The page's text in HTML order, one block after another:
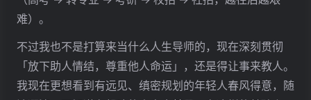
3.「堡垒」的延伸：从「战略指挥部」到「审美象牙塔」
4. 拉康视角下的补充：对「大他者」的挑战
总结：一个更加完整和复杂的画像
难）。
不过我也不是打算来当什么人生导师的，现在深刻贯彻
「放下助人情结，尊重他人命运」，还是得让事来教人。
我现在更想看到有远见、缜密规划的年轻人春风得意，随